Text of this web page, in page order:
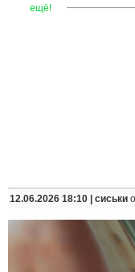
ещё! —————
12.06.2026 18:10 | сиськи